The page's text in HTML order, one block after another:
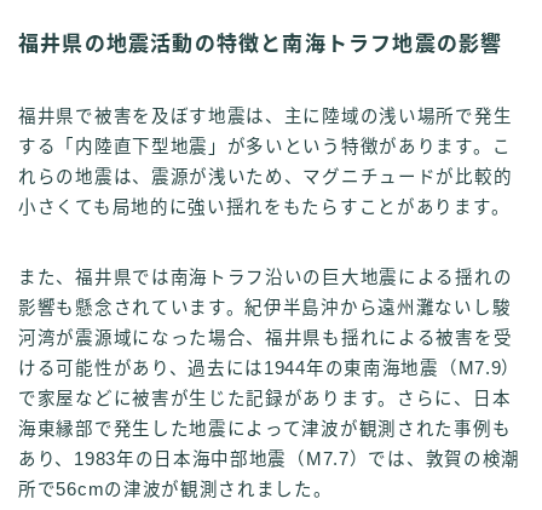
福井県の地震活動の特徴と南海トラフ地震の影響
福井県で被害を及ぼす地震は、主に陸域の浅い場所で発生
する「内陸直下型地震」が多いという特徴があります。こ
れらの地震は、震源が浅いため、マグニチュードが比較的
小さくても局地的に強い揺れをもたらすことがあります。
また、福井県では南海トラフ沿いの巨大地震による揺れの
影響も懸念されています。紀伊半島沖から遠州灘ないし駿
河湾が震源域になった場合、福井県も揺れによる被害を受
ける可能性があり、過去には1944年の東南海地震（M7.9）
で家屋などに被害が生じた記録があります。さらに、日本
海東縁部で発生した地震によって津波が観測された事例も
あり、1983年の日本海中部地震（M7.7）では、敦賀の検潮
所で56cmの津波が観測されました。